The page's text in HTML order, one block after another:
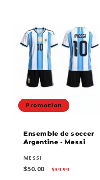
Promotion
Ensemble de soccer
Argentine - Messi
Fournisseur :
MESSI
Prix
$50.00
Prix
$39.99